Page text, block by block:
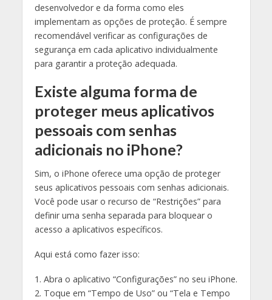
desenvolvedor e da forma como eles
implementam as opções de proteção. É sempre
recomendável verificar as configurações de
segurança em cada aplicativo individualmente
para garantir a proteção adequada.
Existe alguma forma de
proteger meus aplicativos
pessoais com senhas
adicionais no iPhone?
Sim, o iPhone oferece uma opção de proteger
seus aplicativos pessoais com senhas adicionais.
Você pode usar o recurso de “Restrições” para
definir uma senha separada para bloquear o
acesso a aplicativos específicos.
Aqui está como fazer isso:
1. Abra o aplicativo “Configurações” no seu iPhone.
2. Toque em “Tempo de Uso” ou “Tela e Tempo